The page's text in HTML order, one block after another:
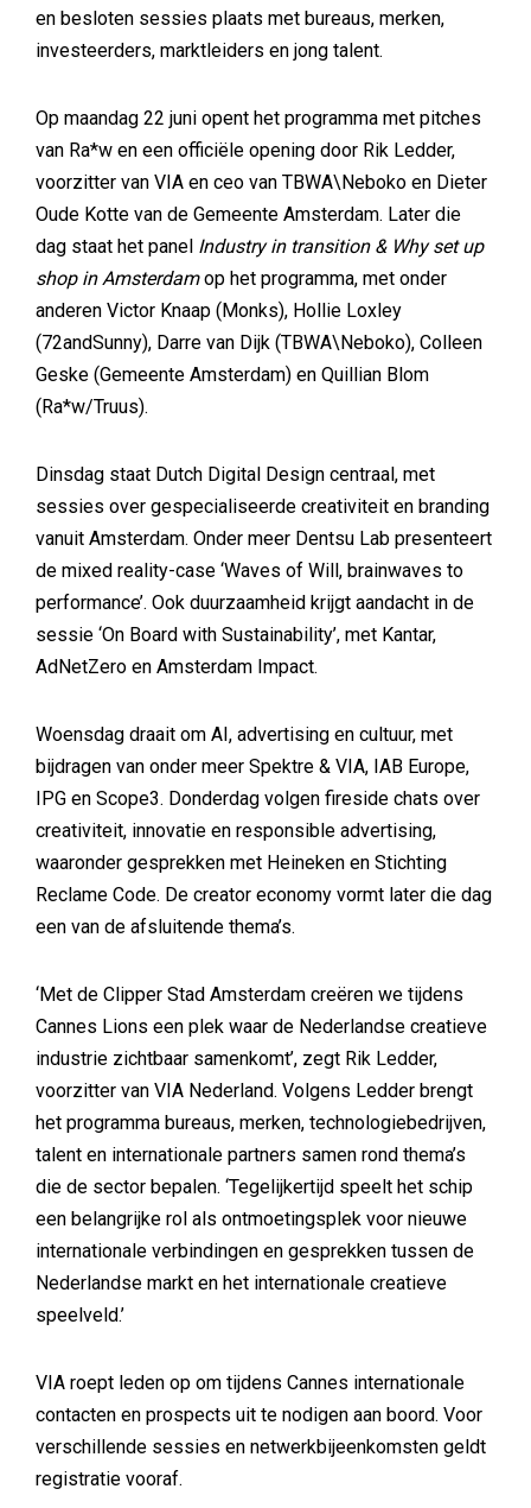
en besloten sessies plaats met bureaus, merken,
investeerders, marktleiders en jong talent.
Op maandag 22 juni opent het programma met pitches
van Ra*w en een officiële opening door Rik Ledder,
voorzitter van VIA en ceo van TBWA\Neboko en Dieter
Oude Kotte van de Gemeente Amsterdam. Later die
dag staat het panel Industry in transition & Why set up
shop in Amsterdamop het programma, met onder
anderen Victor Knaap (Monks), Hollie Loxley
(72andSunny), Darre van Dijk (TBWA\Neboko), Colleen
Geske (Gemeente Amsterdam) en Quillian Blom
(Ra*w/Truus).
Dinsdag staat Dutch Digital Design centraal, met
sessies over gespecialiseerde creativiteit en branding
vanuit Amsterdam. Onder meer Dentsu Lab presenteert
de mixed reality-case ‘Waves of Will, brainwaves to
performance’. Ook duurzaamheid krijgt aandacht in de
sessie ‘On Board with Sustainability’, met Kantar,
AdNetZero en Amsterdam Impact.
Woensdag draait om AI, advertising en cultuur, met
bijdragen van onder meer Spektre & VIA, IAB Europe,
IPG en Scope3. Donderdag volgen fireside chats over
creativiteit, innovatie en responsible advertising,
waaronder gesprekken met Heineken en Stichting
Reclame Code. De creator economy vormt later die dag
een van de afsluitende thema’s.
‘Met de Clipper Stad Amsterdam creëren we tijdens
Cannes Lions een plek waar de Nederlandse creatieve
industrie zichtbaar samenkomt’, zegt Rik Ledder,
voorzitter van VIA Nederland. Volgens Ledder brengt
het programma bureaus, merken, technologiebedrijven,
talent en internationale partners samen rond thema’s
die de sector bepalen. ‘Tegelijkertijd speelt het schip
een belangrijke rol als ontmoetingsplek voor nieuwe
internationale verbindingen en gesprekken tussen de
Nederlandse markt en het internationale creatieve
speelveld.’
VIA roept leden op om tijdens Cannes internationale
contacten en prospects uit te nodigen aan boord. Voor
verschillende sessies en netwerkbijeenkomsten geldt
registratie vooraf.